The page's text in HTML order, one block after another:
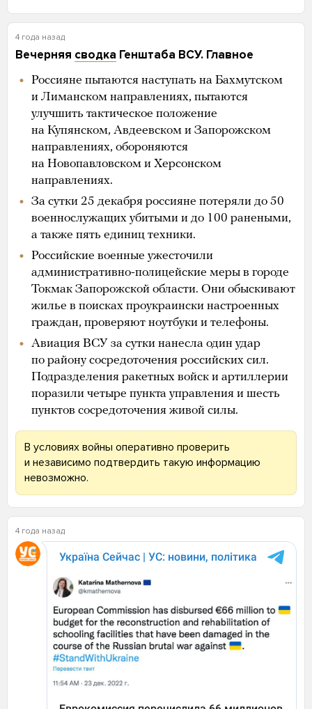
4 года назад
Вечерняя сводка Генштаба ВСУ. Главное
Россияне пытаются наступать на Бахмутском
и Лиманском направлениях, пытаются
улучшить тактическое положение
на Купянском, Авдеевском и Запорожском
направлениях, обороняются
на Новопавловском и Херсонском
направлениях.
За сутки 25 декабря россияне потеряли до 50
военнослужащих убитыми и до 100 ранеными,
а также пять единиц техники.
Российские военные ужесточили
административно-полицейские меры в городе
Токмак Запорожской области. Они обыскивают
жилье в поисках проукраински настроенных
граждан, проверяют ноутбуки и телефоны.
Авиация ВСУ за сутки нанесла один удар
по району сосредоточения российских сил.
Подразделения ракетных войск и артиллерии
поразили четыре пункта управления и шесть
пунктов сосредоточения живой силы.
В условиях войны оперативно проверить
и независимо подтвердить такую информацию
невозможно.
4 года назад